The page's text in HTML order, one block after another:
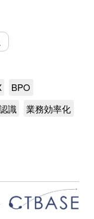
BPO
識 業務効率化